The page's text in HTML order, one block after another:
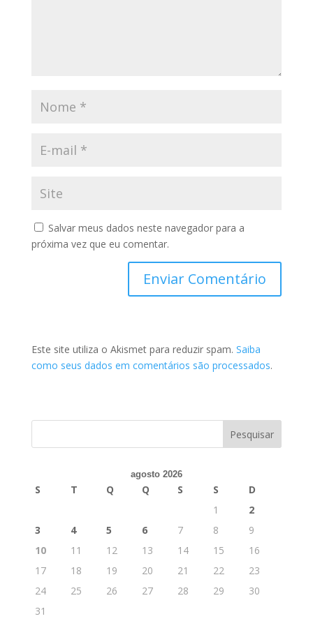
Salvar meus dados neste navegador para a
próxima vez que eu comentar.
Este site utiliza o Akismet para reduzir spam. Saiba
como seus dados em comentários são processados.
agosto 2026
S T Q Q S S
D
1
2
3
4 5 6 7 8
9
10
11 12 13 14 15
16
17
18 19 20 21 22
23
24
25 26 27 28 29
30
31